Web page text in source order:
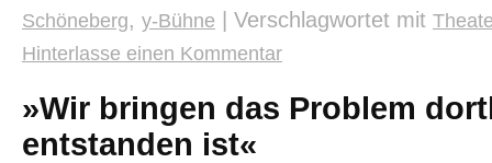
Schöneberg, y-Bühne Verschlagwortet mit
Hinterlasse einen Kommentar
»Wir bringen das Problem
entstanden ist«